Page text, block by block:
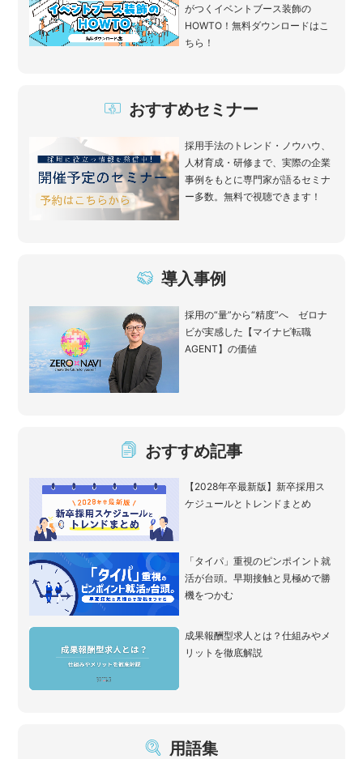
がつくイベントブース装飾の
HOWTO！無料ダウンロードはこ
ちら！
おすすめセミナー
採用手法のトレンド・ノウハウ、
人材育成・研修まで、実際の企業
事例をもとに専門家が語るセミナ
ー多数。無料で視聴できます！
導入事例
採用の“量”から“精度”へ ゼロナ
ビが実感した【マイナビ転職
AGENT】の価値
おすすめ記事
【2028年卒最新版】新卒採用ス
ケジュールとトレンドまとめ
「タイパ」重視のピンポイント就
活が台頭。早期接触と見極めで勝
機をつかむ
成果報酬型求人とは？仕組みやメ
リットを徹底解説
用語集